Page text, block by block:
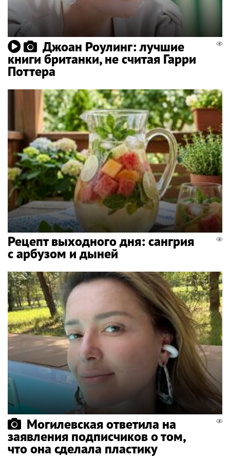
Джоан Роулинг: лучшие
книги британки, не считая Гарри
Поттера
Рецепт выходного дня: сангрия
с арбузом и дыней
Могилевская ответила на
заявления подписчиков о том,
что она сделала пластику